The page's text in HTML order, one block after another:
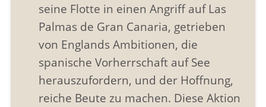
seine Flotte in einen Angriff auf Las
Palmas de Gran Canaria, getrieben
von Englands Ambitionen, die
spanische Vorherrschaft auf See
herauszufordern, und der Hoffnung,
reiche Beute zu machen. Diese Aktion